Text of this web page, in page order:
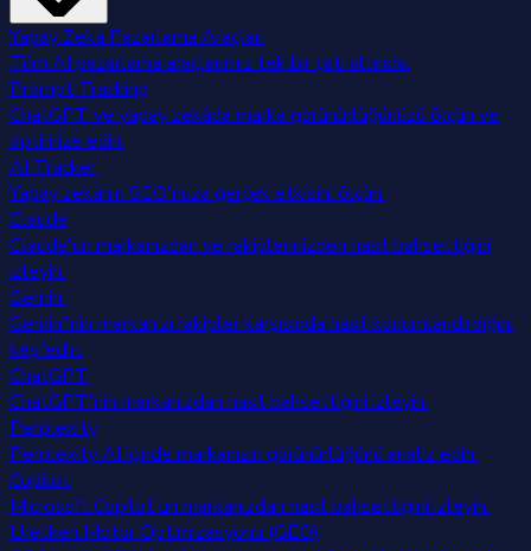
Yapay Zeka Pazarlama Araçları
Tüm AI pazarlama araçlarımız tek bir çatı altında.
Prompt Tracking
ChatGPT ve yapay zekâda marka görünürlüğünüzü ölçün ve
optimize edin.
AI Tracker
Yapay zekânın SEO'nuza gerçek etkisini ölçün.
Claude
Claude'un markanızdan ve rakiplerinizden nasıl bahsettiğini
izleyin.
Gemini
Gemini'nin markanızı rakipler karşısında nasıl konumlandırdığını
keşfedin.
ChatGPT
ChatGPT'nin markanızdan nasıl bahsettiğini izleyin.
Perplexity
Perplexity AI içinde markanızın görünürlüğünü analiz edin.
Copilot
Microsoft Copilot'un markanızdan nasıl bahsettiğini izleyin.
Üretken Motor Optimizasyonu (GEO)